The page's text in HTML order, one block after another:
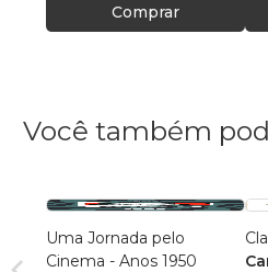
Comprar
Você também
Uma Jornada pelo
Cinema - Anos 1950